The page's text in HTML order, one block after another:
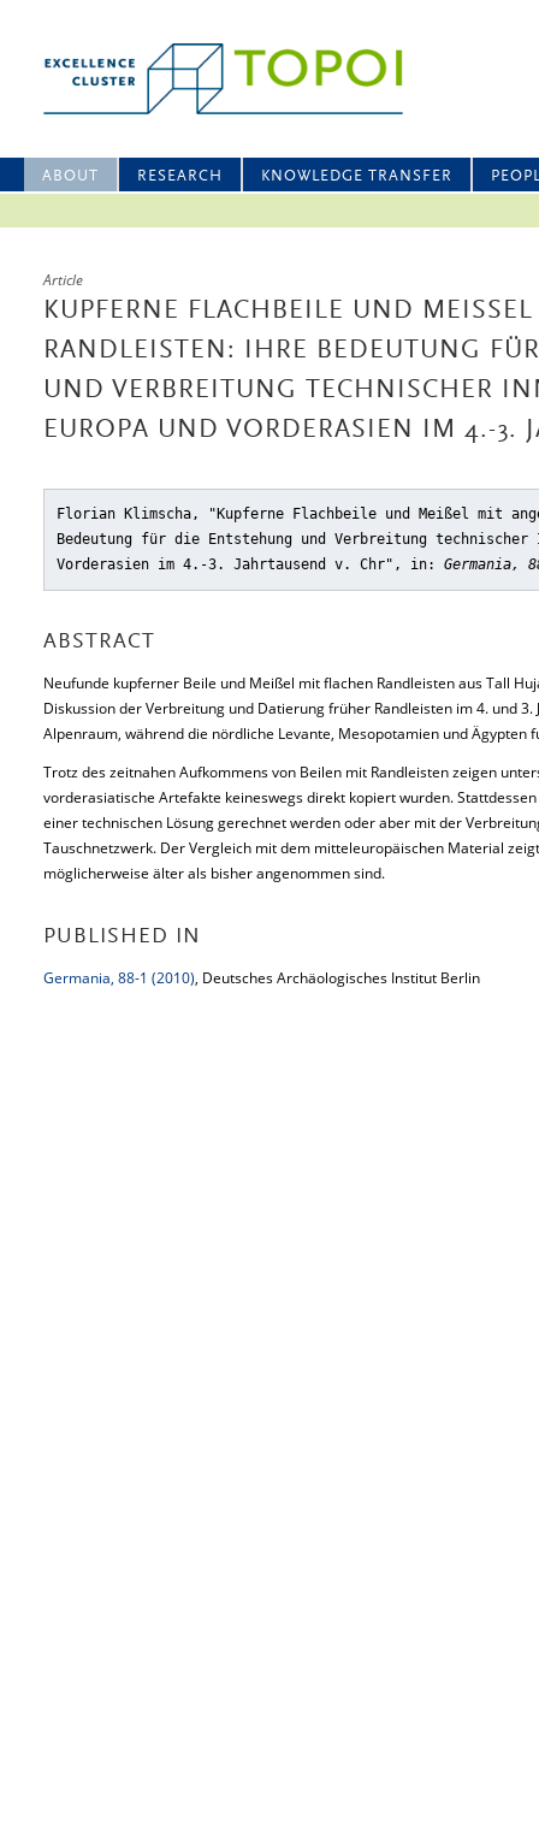
ABOUT RESEARCH KNOWLEDGE TRANSFER
Article
KUPFERNE FLACHBEILE UND MEISSEL
ANDLEISTEN: IHRE BEDEUTUNG FÜR
ND VERBREITUNG TECHNISCHER
UROPA UND VORDERASIEN IM 4.-3.
Florian Klimscha, "Kupferne Flachbeile und Meißel mit
Bedeutung für die Entstehung und Verbreitung technischer
Vorderasien im 4.-3. Jahrtausend v. Chr" , in: Germania,
ABSTRACT
Neufunde kupferner Beile und Meißel mit flachen Randleisten aus Tall
Diskussion der Verbreitung und Datierung früher Randleisten im 4. und
Alpenraum, während die nördliche Levante, Mesopotamien und Ägypten
Trotz des zeitnahen Aufkommens von Beilen mit Randleisten zeigen
vorderasiatische Artefakte keineswegs direkt kopiert wurden.
einer technischen Lösung gerechnet werden oder aber mit der
Tauschnetzwerk. Der Vergleich mit dem mitteleuropäischen Material
möglicherweise älter als bisher angenommen sind.
PUBLISHED IN
Germania, 88-1 (2010), Deutsches Archäologisches Institut Berlin